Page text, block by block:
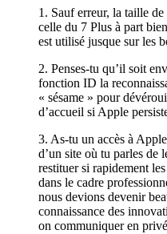
1. Sauf erreur, la taille
celle du 7 Plus à part
est utilisé jusque sur les
2. Penses-tu qu’il soit
fonction ID la
« sésame » pour
d’accueil si Apple
3. As-tu un accès à
d’un site où tu parles
restituer si rapidement
dans le cadre
nous devions devenir
connaissance des
on communiquer en